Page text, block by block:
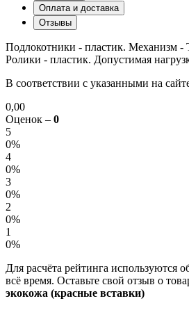
Оплата и доставка
Отзывы
Подлокотники - пластик. Механизм -
Ролики - пластик. Допустимая
В соответствии с указанными на
0,00
Оценок – 0
5
0%
4
0%
3
0%
2
0%
1
0%
Для расчёта рейтинга используются
всё время. Оставьте свой отзыв о
экокожа (красные вставки)